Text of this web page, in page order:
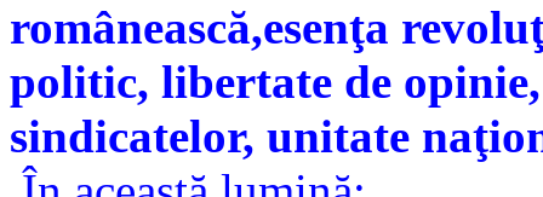
românească,esenţa
politic, libertate de
sindicatelor, unitate